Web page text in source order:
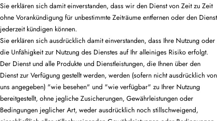
Sie erklären sich damit einverstanden, dass wir den Dienst von Zeit zu Zeit
ohne Vorankündigung für unbestimmte Zeiträume entfernen oder den Dienst
jederzeit kündigen können.
Sie erklären sich ausdrücklich damit einverstanden, dass Ihre Nutzung oder
die Unfähigkeit zur Nutzung des Dienstes auf Ihr alleiniges Risiko erfolgt.
Der Dienst und alle Produkte und Dienstleistungen, die Ihnen über den
Dienst zur Verfügung gestellt werden, werden (sofern nicht ausdrücklich von
uns angegeben) "wie besehen" und "wie verfügbar" zu Ihrer Nutzung
bereitgestellt, ohne jegliche Zusicherungen, Gewährleistungen oder
Bedingungen jeglicher Art, weder ausdrücklich noch stillschweigend,